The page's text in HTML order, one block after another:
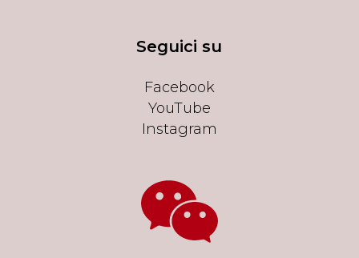
Seguici su
Facebook
YouTube
Instagram